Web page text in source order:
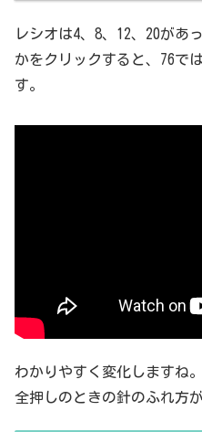
レシオは4、8、12、20があ
かをクリックすると、76で
す。
わかりやすく変化しますね。
全押しのときの針のふれ方